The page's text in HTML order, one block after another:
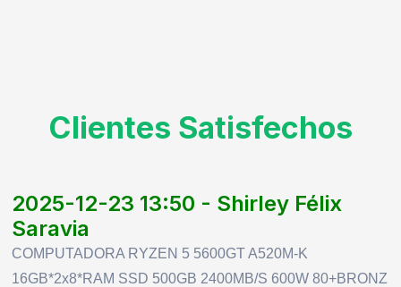
Clientes Satisfechos
2025-12-23 13:50 - Shirley Félix
Saravia
COMPUTADORA RYZEN 5 5600GT A520M-K
16GB*2x8*RAM SSD 500GB 2400MB/S 600W 80+BRONZ